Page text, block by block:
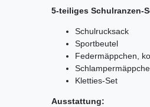
5-teiliges Schulranzen-
Schulrucksack
Sportbeutel
Federmäppchen,
Kletties-Set
Ausstattung: